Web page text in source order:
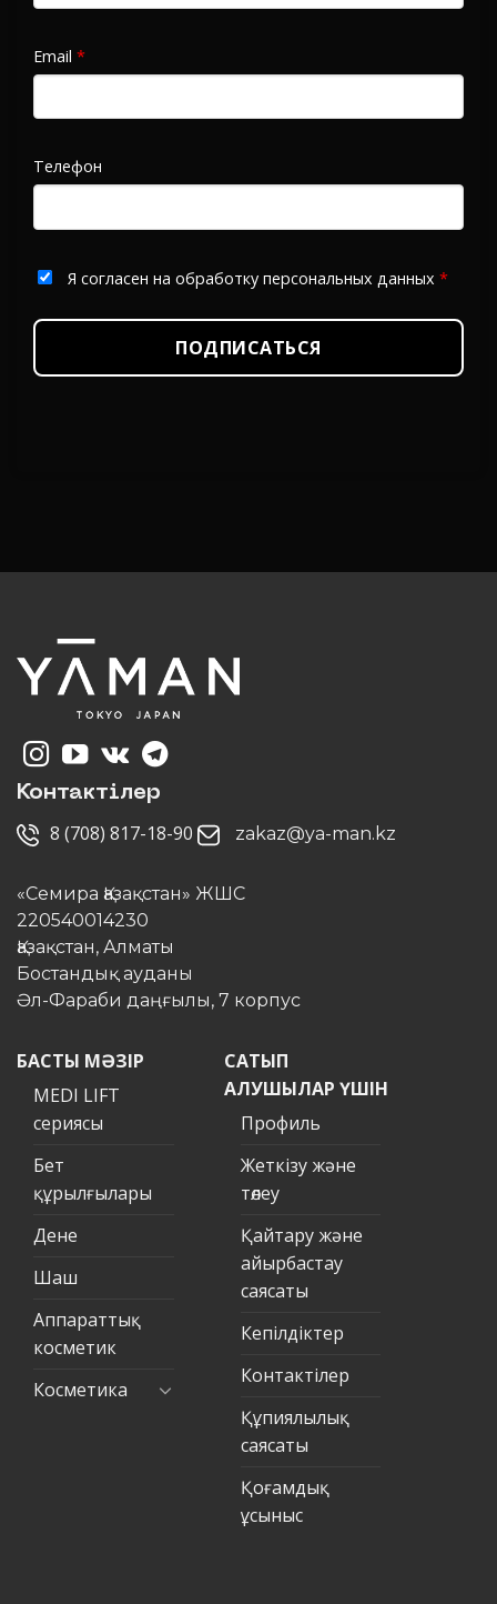
Email *
Телефон
Я согласен на обработку персональных данных *
ПОДПИСАТЬСЯ
Контактілер
8 (708) 817-18-90 zakaz@ya-man.kz
«Семира Қазақстан» ЖШС
220540014230
Қазақстан, Алматы
Бостандық ауданы
Әл-Фараби даңғылы, 7 корпус
БАСТЫ МӘЗІР
MEDI LIFT
сериясы
Бет
құрылғылары
Дене
Шаш
Аппараттық
косметик
Косметика
САТЫП
АЛУШЫЛАР ҮШІН
Профиль
Жеткізу және
төлеу
Қайтару және
айырбастау
саясаты
Кепілдіктер
Контактілер
Құпиялылық
саясаты
Қоғамдық
ұсыныс